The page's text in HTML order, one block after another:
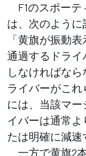
F1のスポーテ
は、次のように
「黄旗が振動
通過するドライ
しなければな
ライバーがこ
には、当該マ
イバーは通常
たは明確に減速
一方で黄旗2